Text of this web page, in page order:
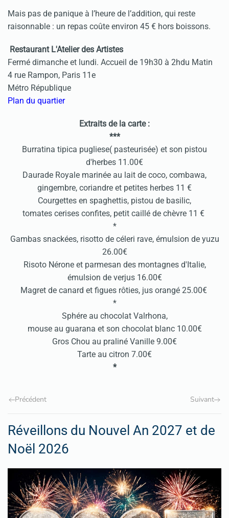
Mais pas de panique à l’heure de l’addition, qui reste
raisonnable : un repas coûte environ 45 € hors boissons.
Restaurant L'Atelier des Artistes
Fermé dimanche et lundi. Accueil de 19h30 à 2hdu Matin
4 rue Rampon, Paris 11e
Métro République
Plan du quartier
Extraits de la carte :
***
Burratina tipica pugliese( pasteurisée) et son pistou
d'herbes 11.00€
Daurade Royale marinée au lait de coco, combawa,
gingembre, coriandre et petites herbes 11 €
Courgettes en spaghettis, pistou de basilic,
tomates cerises confites, petit caillé de chèvre 11 €
*
Gambas snackées, risotto de céleri rave, émulsion de yuzu
26.00€
Risoto Nérone et parmesan des montagnes d'Italie,
émulsion de verjus 16.00€
Magret de canard et figues rôties, jus orangé 25.00€
*
Sphére au chocolat Valrhona,
mouse au guarana et son chocolat blanc 10.00€
Gros Chou au praliné Vanille 9.00€
Tarte au citron 7.00€
*
Précédent Suivant
Réveillons du Nouvel An 2027 et de
Noël 2026